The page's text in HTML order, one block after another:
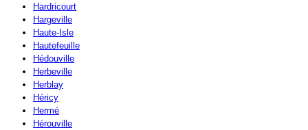
Hardricourt
Hargeville
Haute-Isle
Hautefeuille
Hédouville
Herbeville
Herblay
Héricy
Hermé
Hérouville